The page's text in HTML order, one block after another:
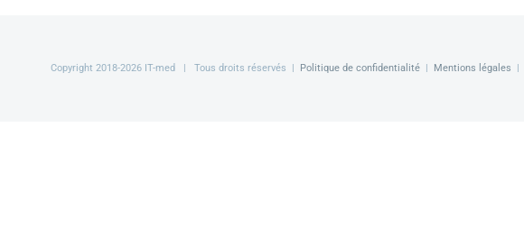
Copyright 2018-2026 IT-med | Tous droits réservés | Politique de confidentialité| Mentions légales |